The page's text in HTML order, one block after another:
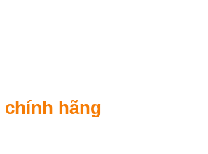
chính hãng